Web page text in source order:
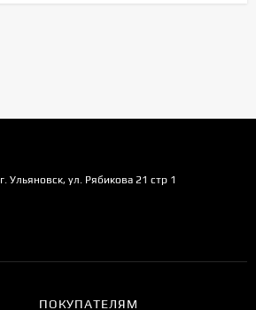
г. Ульяновск, ул. Рябикова 21 стр 1
ПОКУПАТЕЛЯМ